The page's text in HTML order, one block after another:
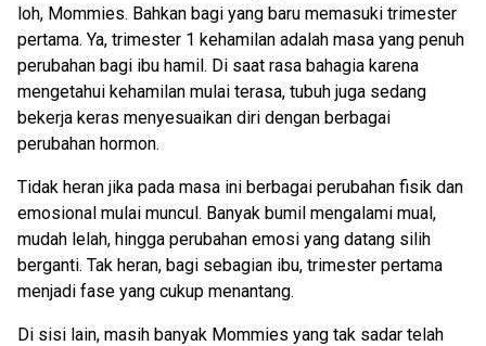
loh, Mommies. Bahkan bagi yang baru memasuki trimester
pertama. Ya, trimester 1 kehamilan adalah masa yang penuh
perubahan bagi ibu hamil. Di saat rasa bahagia karena
mengetahui kehamilan mulai terasa, tubuh juga sedang
bekerja keras menyesuaikan diri dengan berbagai
perubahan hormon.
Tidak heran jika pada masa ini berbagai perubahan fisik dan
emosional mulai muncul. Banyak bumil mengalami mual,
mudah lelah, hingga perubahan emosi yang datang silih
berganti. Tak heran, bagi sebagian ibu, trimester pertama
menjadi fase yang cukup menantang.
Di sisi lain, masih banyak Mommies yang tak sadar telah